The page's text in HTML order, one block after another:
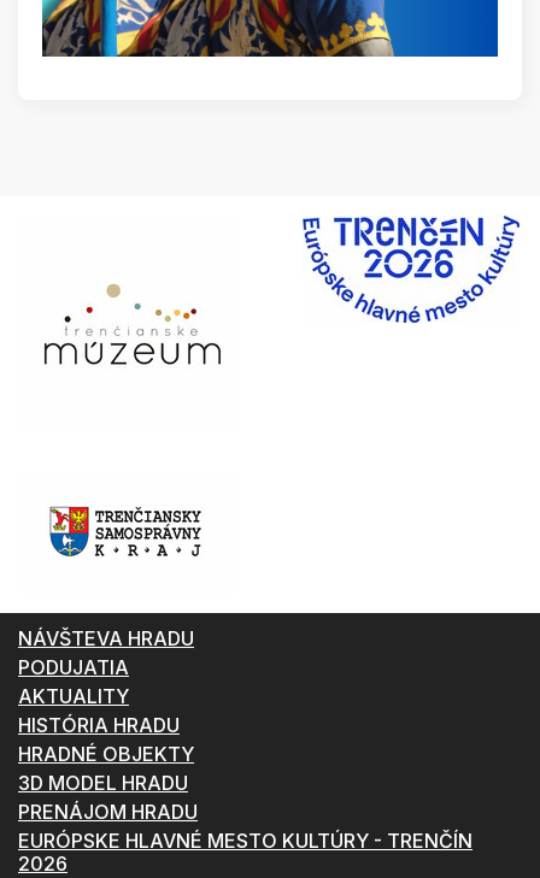
NÁVŠTEVA HRADU
PODUJATIA
AKTUALITY
HISTÓRIA HRADU
HRADNÉ OBJEKTY
3D MODEL HRADU
PRENÁJOM HRADU
EURÓPSKE HLAVNÉ MESTO KULTÚRY - TRENČÍN
2026